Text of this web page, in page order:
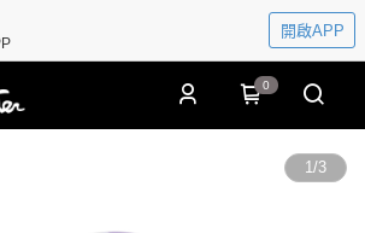
開啟APP
0
1/3